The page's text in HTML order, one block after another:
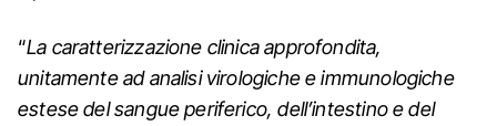
“La caratterizzazione clinica approfondita,
unitamente ad analisi virologiche e immunologiche
estese del sangue periferico, dell’intestino e del